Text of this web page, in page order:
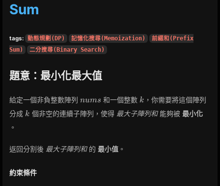
Sum
tags: 動態規劃(DP) 記憶化搜尋(Memoization)
前綴和(Prefix
Sum)
二分搜尋(Binary Search)
題意：最小化最大值
給定一個非負整數陣列 nums
nums 和一個整數 k
k ，你需要將這個陣列
分成 k
k 個非空的連續子陣列，使得 最大子陣列和能夠被 最小化
。
返回分割後 最大子陣列和的 最小值 。
約束條件